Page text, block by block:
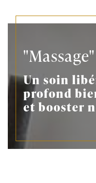
Un soin
profond
et booster